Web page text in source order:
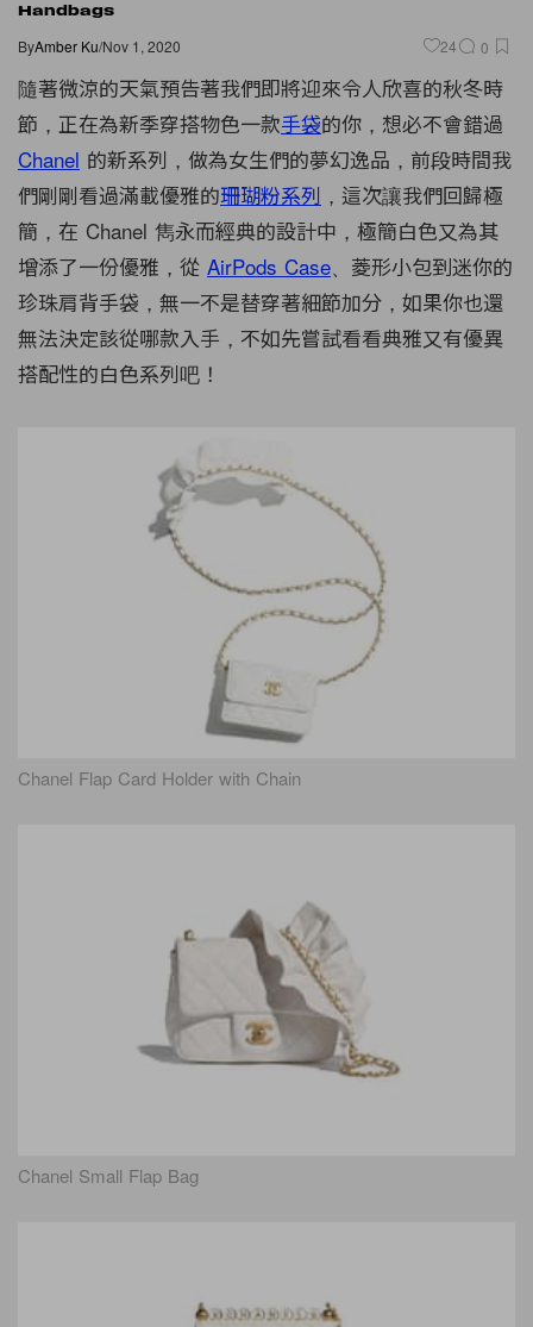
Handbags
ByAmber Ku/Nov 1, 2020 24 0
隨著微涼的天氣預告著我們即將迎來令人欣喜的秋冬時
節，正在為新季穿搭物色一款手袋的你，想必不會錯過
Chanel 的新系列，做為女生們的夢幻逸品，前段時間我
們剛剛看過滿載優雅的珊瑚粉系列 ，這次讓我們回歸極
簡，在 Chanel 雋永而經典的設計中，極簡白色又為其
增添了一份優雅，從 AirPods Case 、菱形小包到迷你的
珍珠肩背手袋，無一不是替穿著細節加分，如果你也還
無法決定該從哪款入手，不如先嘗試看看典雅又有優異
搭配性的白色系列吧！
Chanel Flap Card Holder with Chain
Chanel Small Flap Bag